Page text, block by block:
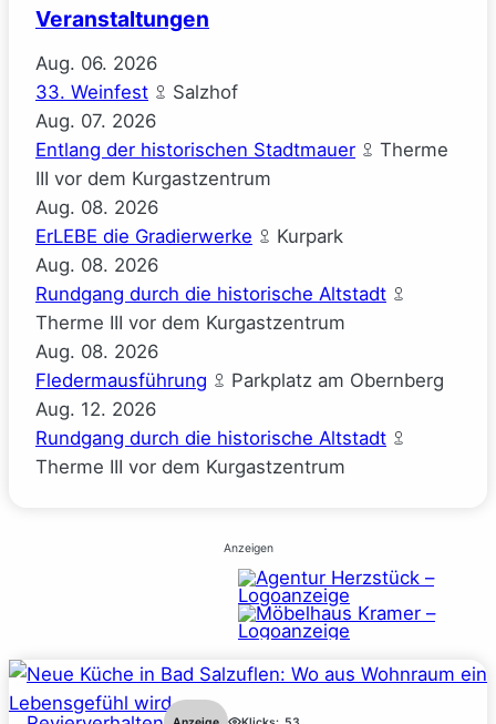
Veranstaltungen
Aug. 06. 2026
33. Weinfest
Salzhof
Aug. 07. 2026
Entlang der historischen Stadtmauer
Therme
III vor dem Kurgastzentrum
Aug. 08. 2026
ErLEBE die Gradierwerke
Kurpark
Aug. 08. 2026
Rundgang durch die historische Altstadt
Therme III vor dem Kurgastzentrum
Aug. 08. 2026
Fledermausführung
Parkplatz am Obernberg
Aug. 12. 2026
Rundgang durch die historische Altstadt
Therme III vor dem Kurgastzentrum
Anzeigen